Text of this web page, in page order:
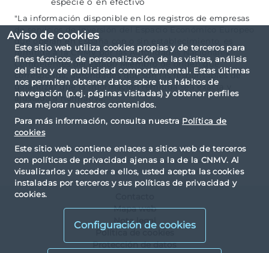
Aviso de cookies
Este sitio web utiliza cookies propias y de terceros para
fines técnicos, de personalización de las visitas, análisis
del sitio y de publicidad comportamental. Estas últimas
nos permiten obtener datos sobre tus hábitos de
navegación (p.ej. páginas visitadas) y obtener perfiles
para mejorar nuestros contenidos.
Para más información, consulta nuestra Política de
cookies
Este sitio web contiene enlaces a sitios web de terceros
con políticas de privacidad ajenas a la de la CNMV. Al
visualizarlos y acceder a ellos, usted acepta las cookies
instaladas por terceros y sus políticas de privacidad y
cookies.
Configuración de cookies
"La información disponible en los registros de empresas
de servicios de inversión del Espacio Económico Europeo
que operan en España con o sin establecimiento, es
remitida a la CNMV por las Autoridades Nacionales
Competentes del Estado Miembro de origen que
corresponda, autoridades que son las responsables de
garantizar que la información remitida sea exacta y
ajustada a normativa."
Mapa web
Nota legal
Política de cookies
Protección de datos